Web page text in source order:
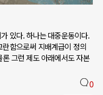
있다. 하나는 대중운동이다.
함으로써 지배계급이 정의
그런 제도 아래에서도 자본
0